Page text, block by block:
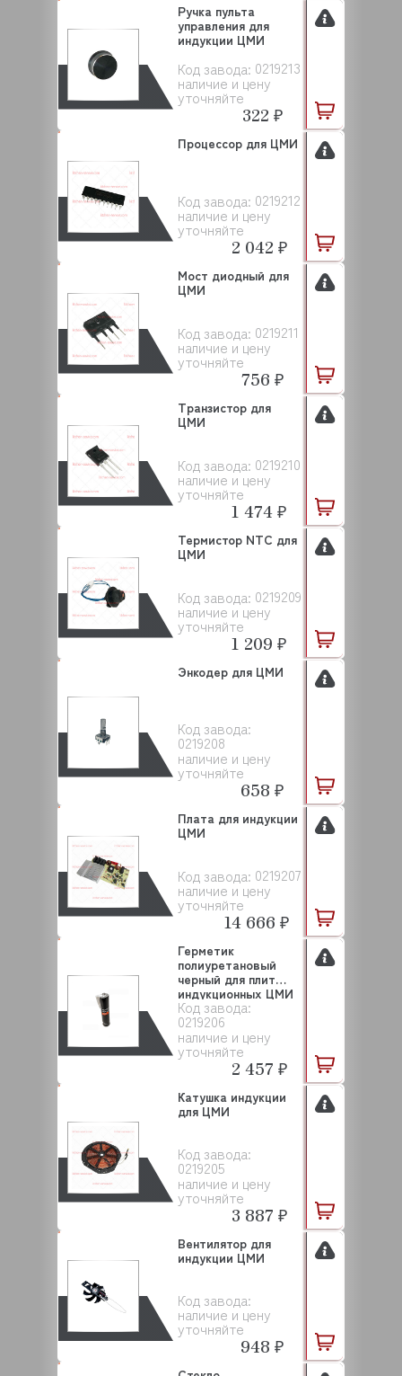
Код завода: 0219213
наличие и цену
уточняйте
Ручка пульта
управления для
индукции ЦМИ
322 ₽
Код завода: 0219212
наличие и цену
уточняйте
Процессор для ЦМИ
2 042 ₽
Код завода: 0219211
наличие и цену
уточняйте
Мост диодный для
ЦМИ
756 ₽
Код завода: 0219210
наличие и цену
уточняйте
Транзистор для
ЦМИ
1 474 ₽
Код завода: 0219209
наличие и цену
уточняйте
Термистор NTC для
ЦМИ
1 209 ₽
Код завода:
0219208
наличие и цену
уточняйте
Энкодер для ЦМИ
658 ₽
Код завода: 0219207
наличие и цену
уточняйте
Плата для индукции
ЦМИ
14 666 ₽
Код завода:
0219206
наличие и цену
уточняйте
Герметик
полиуретановый
черный для плит
индукционных ЦМИ
2 457 ₽
Код завода:
0219205
наличие и цену
уточняйте
Катушка индукции
для ЦМИ
3 887 ₽
Код завода:
наличие и цену
уточняйте
Вентилятор для
индукции ЦМИ
948 ₽